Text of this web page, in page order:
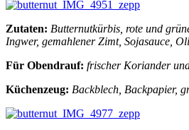
Zutaten: Butternutkürbis, rote und
Ingwer, gemahlener Zimt, Sojasauce,
Für Obendrauf: frischer Koriander
Küchenzeug: Backblech, Backpapier,